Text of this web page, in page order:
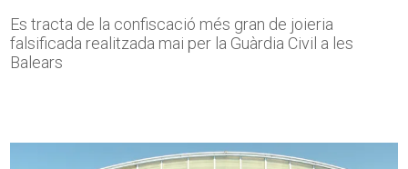
Es tracta de la confiscació més gran de joieria
falsificada realitzada mai per la Guàrdia Civil a les
Balears